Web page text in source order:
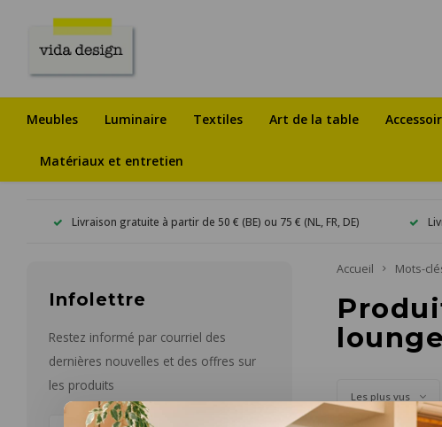
Meubles Luminaire Textiles Art de la table
Matériaux et entretien
Livraison gratuite à partir de 50 € (BE) ou 75 € (NL, FR, DE)
Infolettre
Restez informé par courriel des
dernières nouvelles et des offres sur
les produits
Accueil Mots-
Les plus vus